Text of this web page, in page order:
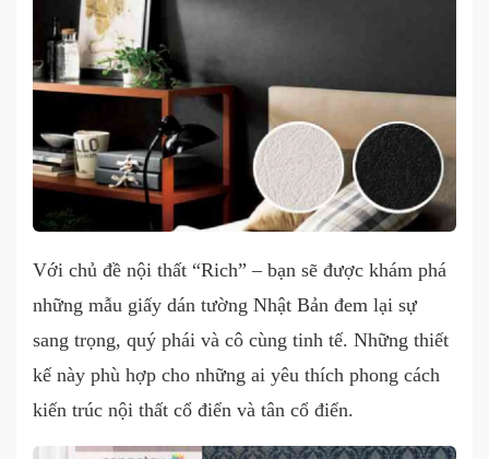
Với chủ đề nội thất “Rich” – bạn sẽ được khám phá
những mẫu giấy dán tường Nhật Bản đem lại sự
sang trọng, quý phái và cô cùng tinh tế. Những thiết
kế này phù hợp cho những ai yêu thích phong cách
kiến trúc nội thất cổ điển và tân cổ điển.